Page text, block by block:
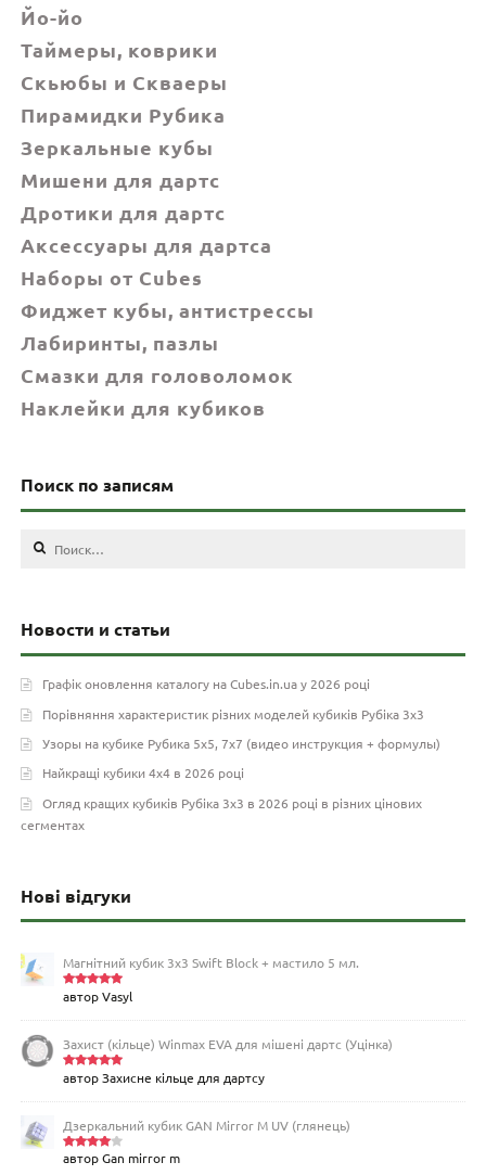
Йо-йо
Таймеры, коврики
Скьюбы и Скваеры
Пирамидки Рубика
Зеркальные кубы
Мишени для дартс
Дротики для дартс
Аксессуары для дартса
Наборы от Cubes
Фиджет кубы, антистрессы
Лабиринты, пазлы
Смазки для головоломок
Наклейки для кубиков
Поиск по записям
Найти:
Новости и статьи
Графік оновлення каталогу на Cubes.in.ua у 2026 році
Порівняння характеристик різних моделей кубиків Рубіка 3х3
Узоры на кубике Рубика 5х5, 7х7 (видео инструкция + формулы)
Найкращі кубики 4х4 в 2026 році
Огляд кращих кубиків Рубіка 3х3 в 2026 році в різних цінових
сегментах
Нові відгуки
Магнітний кубик 3х3 Swift Block + мастило 5 мл.
Оцінено
автор Vasyl
Захист (кільце) Winmax EVA для мішені дартс (Уцінка)
Оцінено
автор Захисне кільце для дартсу
Дзеркальний кубик GAN Mirror M UV (глянець)
Оцінен
автор Gan mirror m